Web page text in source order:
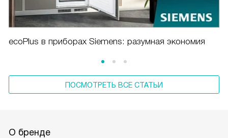
ecoPlus в приборах Siemens: разумная экономия
ПОСМОТРЕТЬ ВСЕ СТАТЬИ
О бренде